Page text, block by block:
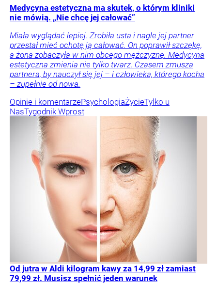
Medycyna estetyczna ma skutek, o którym kliniki
nie mówią. „Nie chcę jej całować”
Miała wyglądać lepiej. Zrobiła usta i nagle jej partner
przestał mieć ochotę ją całować. On poprawił szczękę,
a żona zobaczyła w nim obcego mężczyznę. Medycyna
estetyczna zmienia nie tylko twarz. Czasem zmusza
partnera, by nauczył się jej – i człowieka, którego kocha
– zupełnie od nowa.
Opinie i komentarzePsychologiaŻycieTylko u
NasTygodnik Wprost
Od jutra w Aldi kilogram kawy za 14,99 zł zamiast
79,99 zł. Musisz spełnić jeden warunek